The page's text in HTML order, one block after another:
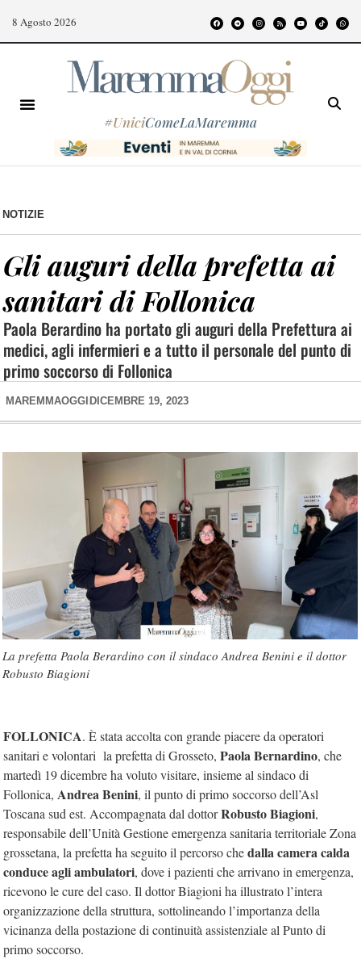
8 Agosto 2026
#UniciComeLaMaremma
NOTIZIE
Gli auguri della prefetta ai
sanitari di Follonica
Paola Berardino ha portato gli auguri della Prefettura ai
medici, agli infermieri e a tutto il personale del punto di
primo soccorso di Follonica
MAREMMAOGGI DICEMBRE 19, 2023
La prefetta Paola Berardino con il sindaco Andrea Benini e il dottor
Robusto Biagioni
FOLLONICA. È stata accolta con grande piacere da operatori
sanitari e volontari la prefetta di Grosseto, Paola Bernardino, che
martedì 19 dicembre ha voluto visitare, insieme al sindaco di
Follonica, Andrea Benini, il punto di primo soccorso dell’Asl
Toscana sud est. Accompagnata dal dottorRobusto Biagioni,
responsabile dell’Unità Gestione emergenza sanitaria territoriale Zona
grossetana, la prefetta ha seguito il percorso chedalla camera calda
conduce agli ambulatori, dove i pazienti che arrivano in emergenza,
ricevono le cure del caso. Il dottor Biagioni ha illustrato l’intera
organizzazione della struttura, sottolineando l’importanza della
vicinanza della postazione di continuità assistenziale al Punto di
primo soccorso.